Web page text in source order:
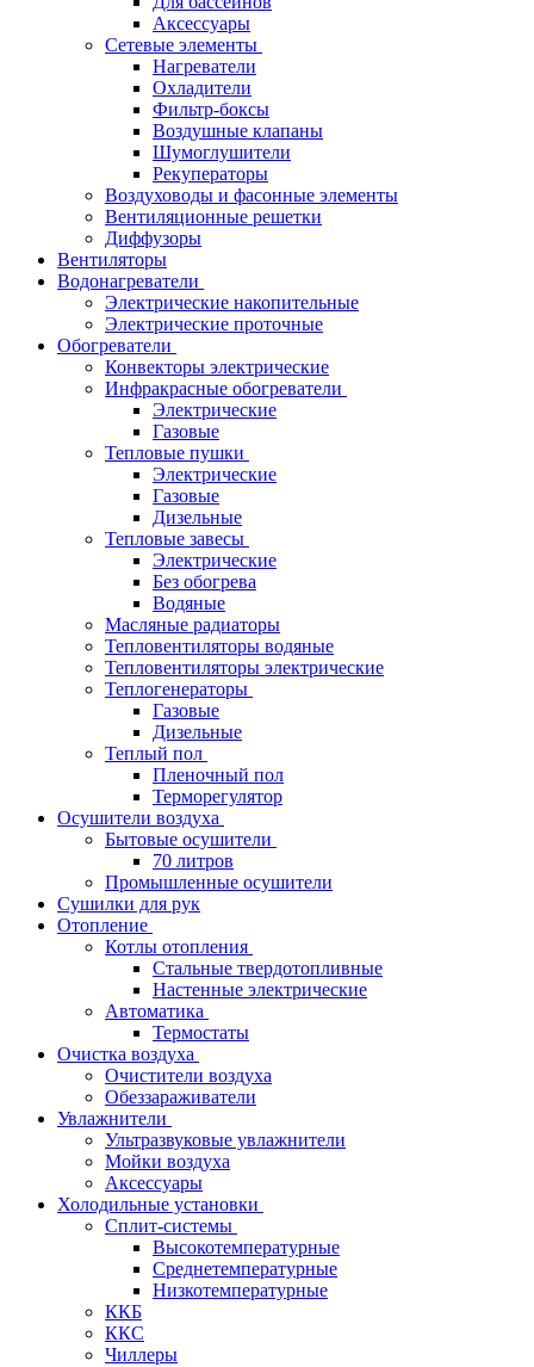
Аксессуары
Сетевые элементы
Нагреватели
Охладители
Фильтр-боксы
Воздушные клапаны
Шумоглушители
Рекуператоры
Воздуховоды и фасонные элементы
Вентиляционные решетки
Диффузоры
Вентиляторы
Водонагреватели
Электрические накопительные
Электрические проточные
Обогреватели
Конвекторы электрические
Инфракрасные обогреватели
Электрические
Газовые
Тепловые пушки
Электрические
Газовые
Дизельные
Тепловые завесы
Электрические
Без обогрева
Водяные
Масляные радиаторы
Тепловентиляторы водяные
Тепловентиляторы электрические
Теплогенераторы
Газовые
Дизельные
Теплый пол
Пленочный пол
Терморегулятор
Осушители воздуха
Бытовые осушители
70 литров
Промышленные осушители
Сушилки для рук
Отопление
Котлы отопления
Стальные твердотопливные
Настенные электрические
Автоматика
Термостаты
Очистка воздуха
Очистители воздуха
Обеззараживатели
Увлажнители
Ультразвуковые увлажнители
Мойки воздуха
Аксессуары
Холодильные установки
Сплит-системы
Высокотемпературные
Среднетемпературные
Низкотемпературные
ККБ
ККС
Чиллеры